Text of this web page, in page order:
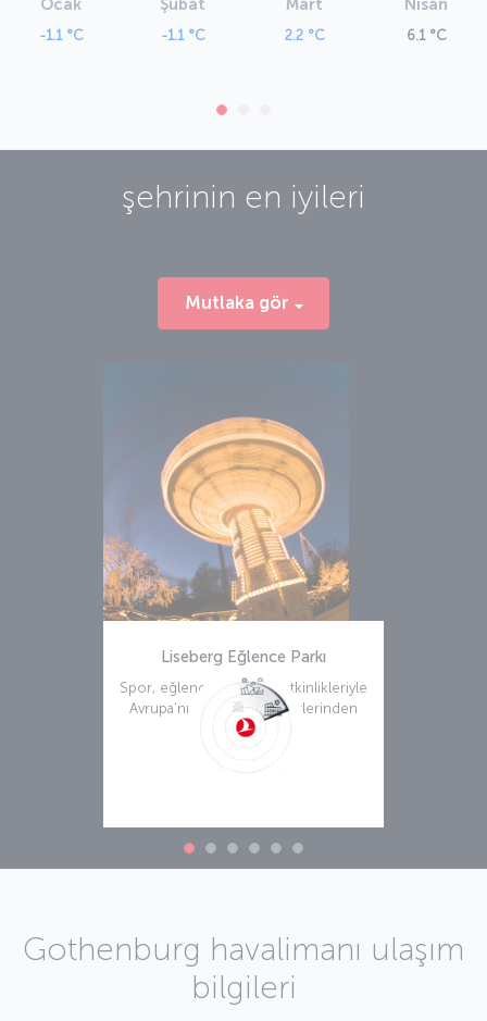
Ocak
-1.1 °C
Şubat
-1.1 °C
Mart
2.2 °C
Nisan
6.1 °C
şehrinin en iyileri
Mutlaka gör
Liseberg Eğlence Parkı
Spor, eğlence ve kültür etkinlikleriyle
Avrupa’nın öne çıkan kentlerinden
biri olan
Gothenburg havalimanı ulaşım
bilgileri